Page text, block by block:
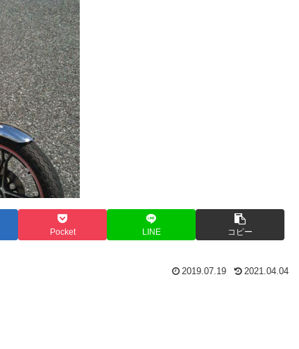
Pocket LINE コピー
2019.07.19 2021.04.04